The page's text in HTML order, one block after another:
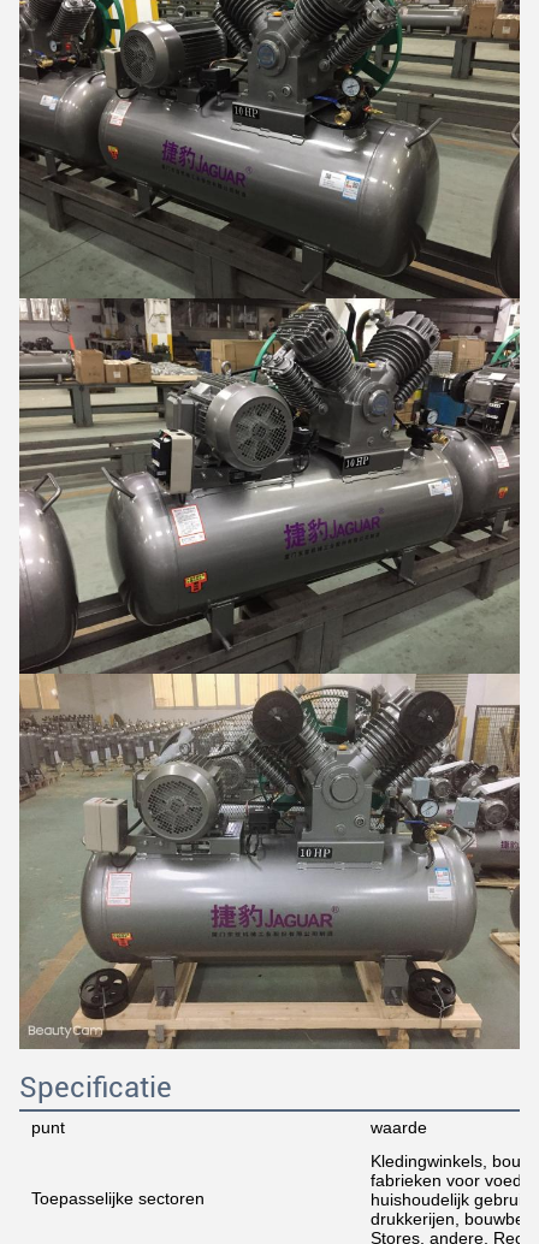
Specificatie
punt waarde
Toepasselijke sectoren
Kledingwinkels,
fabrieken voor
huishoudelijk
drukkerijen,
Stores, andere,